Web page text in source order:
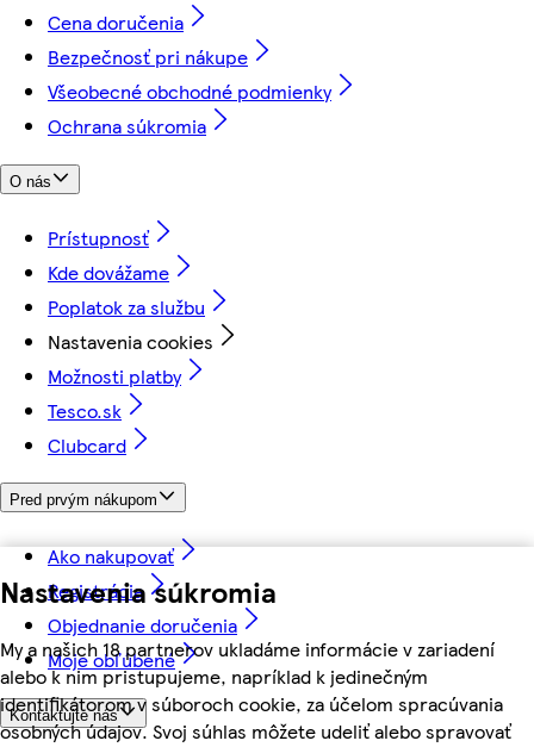
Nastavenia súkromia
My a našich 18 partnerov ukladáme informácie v zariadení
alebo k nim pristupujeme, napríklad k jedinečným
identifikátorom v súboroch cookie, za účelom spracúvania
osobných údajov. Svoj súhlas môžete udeliť alebo spravovať
Cena doručenia
Bezpečnosť pri nákupe
Všeobecné obchodné podmienky
Ochrana súkromia
O nás
Prístupnosť
Kde dovážame
Poplatok za službu
Nastavenia cookies
Možnosti platby
Tesco.sk
Clubcard
Pred prvým nákupom
Ako nakupovať
Registrácia
Objednanie doručenia
Moje obľúbené
Kontaktujte nás